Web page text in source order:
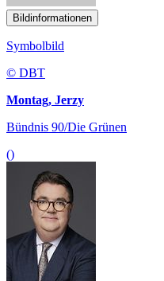
Bildinformationen
Symbolbild
© DBT
Montag, Jerzy
Bündnis 90/Die Grünen
()